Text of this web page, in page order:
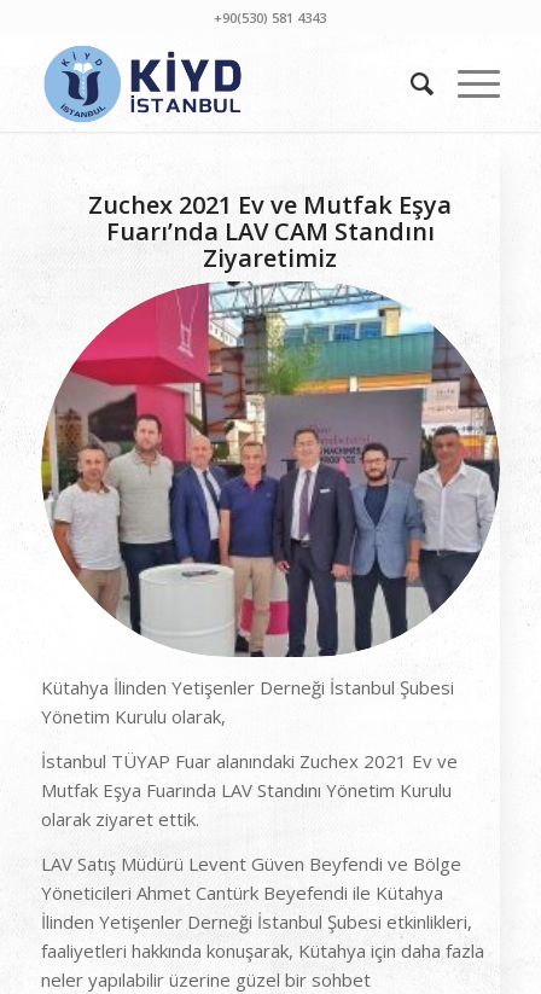
+90(530) 581 4343
Zuchex 2021 Ev ve Mutfak Eşya
Fuarı’nda LAV CAM Standını
Ziyaretimiz
Kütahya İlinden Yetişenler Derneği İstanbul Şubesi
Yönetim Kurulu olarak,
İstanbul TÜYAP Fuar alanındaki Zuchex 2021 Ev ve
Mutfak Eşya Fuarında LAV Standını Yönetim Kurulu
olarak ziyaret ettik.
LAV Satış Müdürü Levent Güven Beyfendi ve Bölge
Yöneticileri Ahmet Cantürk Beyefendi ile Kütahya
İlinden Yetişenler Derneği İstanbul Şubesi etkinlikleri,
faaliyetleri hakkında konuşarak, Kütahya için daha fazla
neler yapılabilir üzerine güzel bir sohbet